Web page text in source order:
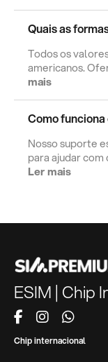
Quais as
Todos os
americanos.
mais
Como
Nosso suporte
para ajudar
Ler mais
ESIM | Chip
Chip internacional